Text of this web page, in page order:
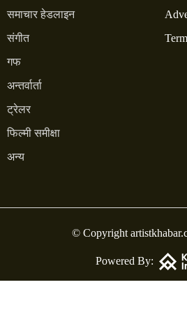
समाचार हेडलाइन
संगीत
गफ
अन्तर्वार्ता
ट्रेलर
फिल्मी समीक्षा
अन्य
© Copyright
Powered By: